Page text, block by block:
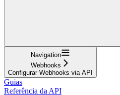
Navigation
Webhooks
Configurar Webhooks via API
Guias
Referência da API